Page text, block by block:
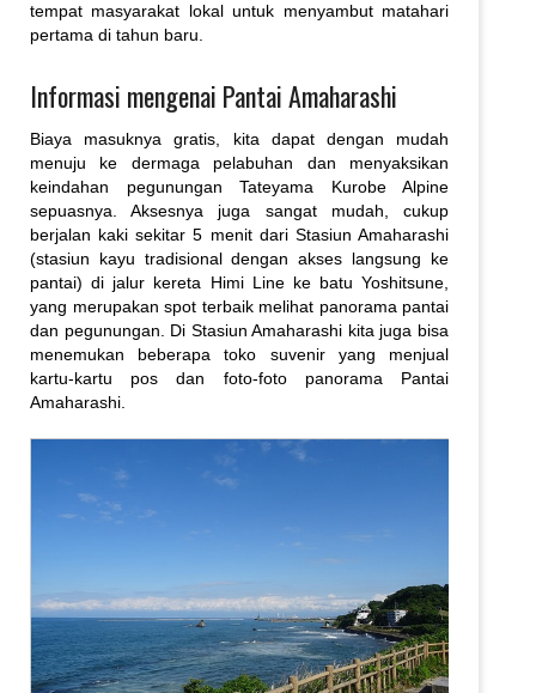
tempat masyarakat lokal untuk menyambut matahari
pertama di tahun baru.
Informasi mengenai Pantai Amaharashi
Biaya masuknya gratis, kita dapat dengan mudah
menuju ke dermaga pelabuhan dan menyaksikan
keindahan pegunungan Tateyama Kurobe Alpine
sepuasnya. Aksesnya juga sangat mudah, cukup
berjalan kaki sekitar 5 menit dari Stasiun Amaharashi
(stasiun kayu tradisional dengan akses langsung ke
pantai) di jalur kereta Himi Line ke batu Yoshitsune,
yang merupakan spot terbaik melihat panorama pantai
dan pegunungan. Di Stasiun Amaharashi kita juga bisa
menemukan beberapa toko suvenir yang menjual
kartu-kartu pos dan foto-foto panorama Pantai
Amaharashi.